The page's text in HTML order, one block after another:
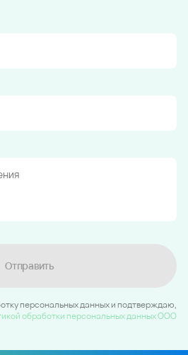
Отправить
персональных данных и подтверждаю,
обработки персональных данных ООО